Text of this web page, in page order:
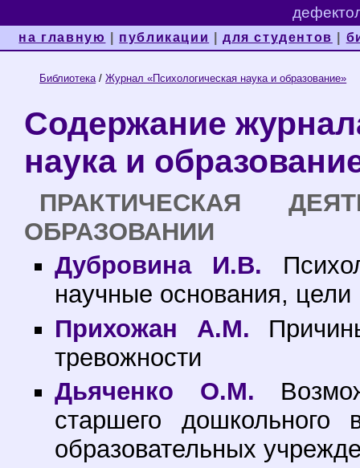
на главную публикации |для студентов
Библиотека/Журнал «Психологическая наука и образование»
Содержание
наука и
ПРАКТИЧЕСКАЯ
ОБРАЗОВАНИИ
Дубровина И.В.
научные основания, цели
Прихожан А.М.
тревожности
Дьяченко О.М.
старшего дошкольного
образовательных